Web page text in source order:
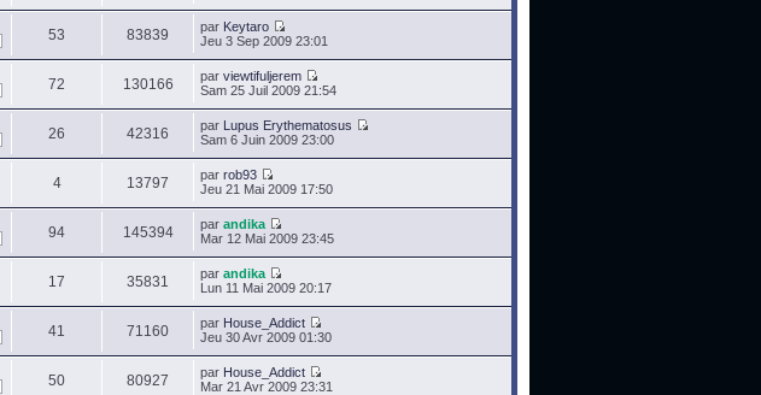
53 83839 par Keytaro
Jeu 3 Sep 2009 23:01
72 130166 par viewtifuljerem
Sam 25 Juil 2009 21:54
26 42316 par Lupus Erythematosus
Sam 6 Juin 2009 23:00
4 13797 par rob93
Jeu 21 Mai 2009 17:50
94 145394 par andika
Mar 12 Mai 2009 23:45
17 35831 par andika
Lun 11 Mai 2009 20:17
41 71160 par House_Addict
Jeu 30 Avr 2009 01:30
50 80927 par House_Addict
Mar 21 Avr 2009 23:31